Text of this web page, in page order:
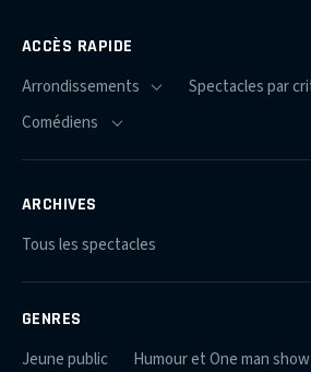
ACCÈS RAPIDE
ARCHIVES
Tous les spectacles
GENRES
Jeune public
Humour et One man show